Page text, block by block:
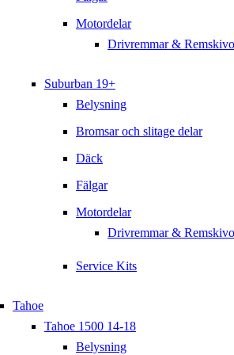
Motordelar
Drivremmar &
Suburban 19+
Belysning
Bromsar och slitage delar
Däck
Fälgar
Motordelar
Drivremmar &
Service Kits
Tahoe
Tahoe 1500 14-18
Belysning